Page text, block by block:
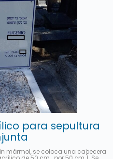
para sepultura
mármol, se coloca una cabecera